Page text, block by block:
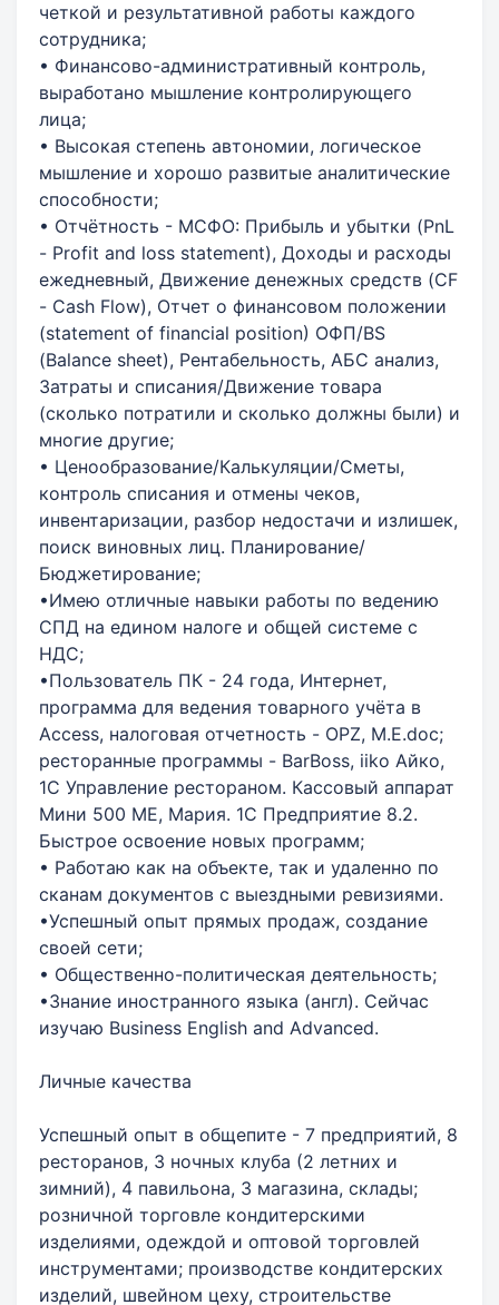
четкой и результативной работы каждого
сотрудника;
• Финансово-административный контроль,
выработано мышление контролирующего
лица;
• Высокая степень автономии, логическое
мышление и хорошо развитые аналитические
способности;
• Отчётность - МСФО: Прибыль и убытки (PnL
- Profit and loss statement), Доходы и расходы
ежедневный, Движение денежных средств (CF
- Cash Flow), Отчет о финансовом положении
(statement of financial position) ОФП/BS
(Balance sheet), Рентабельность, АБС анализ,
Затраты и списания/Движение товара
(сколько потратили и сколько должны были) и
многие другие;
• Ценообразование/Калькуляции/Сметы,
контроль списания и отмены чеков,
инвентаризации, разбор недостачи и излишек,
поиск виновных лиц. Планирование/
Бюджетирование;
•Имею отличные навыки работы по ведению
СПД на едином налоге и общей системе с
НДС;
•Пользователь ПК - 24 года, Интернет,
программа для ведения товарного учёта в
Access, налоговая отчетность - OPZ, M.E.doc;
ресторанные программы - BarBoss, iiko Айко,
1С Управление рестораном. Кассовый аппарат
Мини 500 МЕ, Мария. 1С Предприятие 8.2.
Быстрое освоение новых программ;
• Работаю как на объекте, так и удаленно по
сканам документов с выездными ревизиями.
•Успешный опыт прямых продаж, создание
своей сети;
• Общественно-политическая деятельность;
•Знание иностранного языка (англ). Сейчас
изучаю Business English and Advanced.
Личные качества
Успешный опыт в общепите - 7 предприятий, 8
ресторанов, 3 ночных клуба (2 летних и
зимний), 4 павильона, 3 магазина, склады;
розничной торговле кондитерскими
изделиями, одеждой и оптовой торговлей
инструментами; производстве кондитерских
изделий, швейном цеху, строительстве